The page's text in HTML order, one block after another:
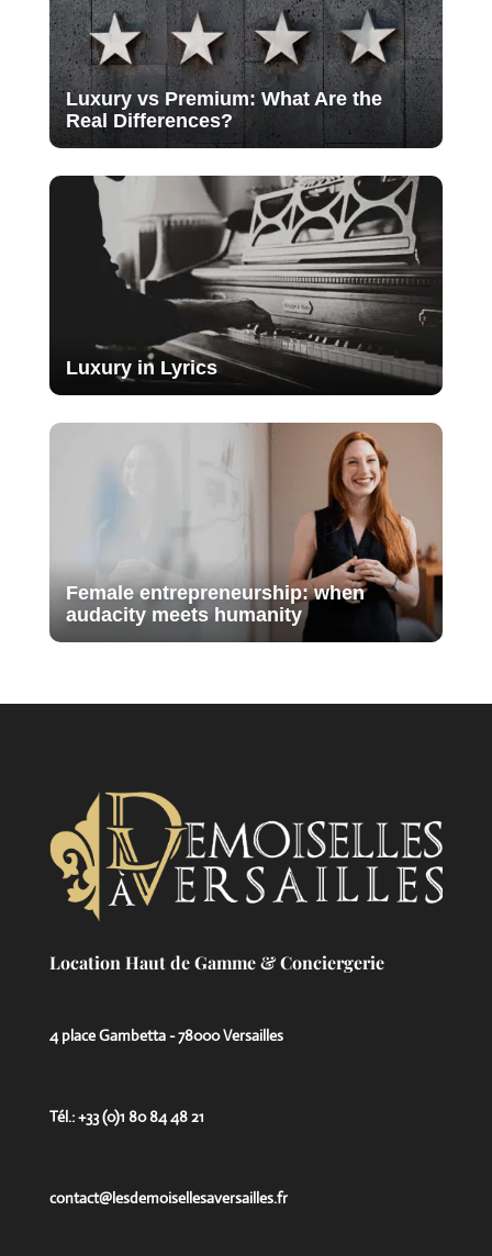
Luxury vs Premium: What Are the
Real Differences?
Luxury in Lyrics
Female entrepreneurship: when
audacity meets humanity
Location Haut de Gamme & Conciergerie
4 place Gambetta - 78000 Versailles
Tél.: +33 (0)1 80 84 48 21
contact@lesdemoisellesaversailles.fr